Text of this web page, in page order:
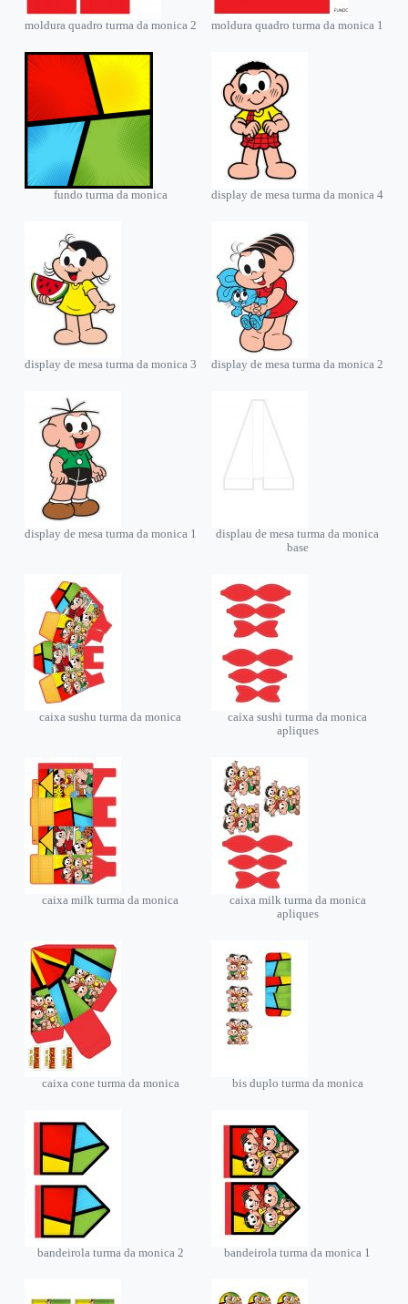
moldura quadro turma da monica 2 moldura quadro turma da monica 1
fundo turma da monica display de mesa turma da monica 4
display de mesa turma da monica 3 display de mesa turma da monica 2
display de mesa turma da monica 1
displau de mesa turma da monica
base
caixa sushu turma da monica
caixa sushi turma da monica
apliques
caixa milk turma da monica
caixa milk turma da monica
apliques
caixa cone turma da monica bis duplo turma da monica
bandeirola turma da monica 2 bandeirola turma da monica 1